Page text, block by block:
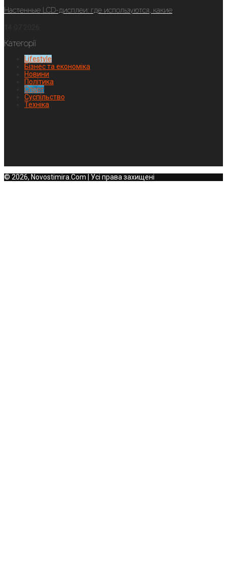
Настенные LCD-дисплеи: где используются, какие
Категорії
Lifestyle
Бізнес та економіка
Новини
Політика
Спорт
Суспільство
Техніка
© 2026, Novostimira.Com | Усі права захищені